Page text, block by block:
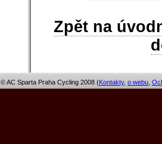
Zpět na
© AC Sparta Praha Cycling 2008 (Kontakty, o webu